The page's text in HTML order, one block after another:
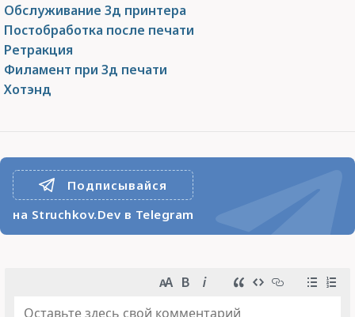
Обслуживание 3д принтера
Постобработка после печати
Ретракция
Филамент при 3д печати
Хотэнд
Подписывайся
на Struchkov.Dev в Telegram